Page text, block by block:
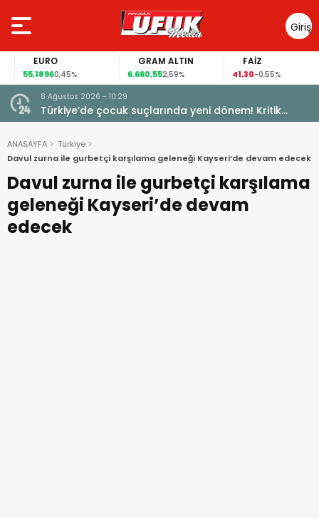
Giriş
Yap
EURO
55,18960,45%
GRAM ALTIN
6.660,552,59%
FAİZ
41,30-0,55%
8 Ağustos 2026 - 10:29
Türkiye’de çocuk suçlarında yeni dönem! Kritik
maddeler kabul edildi
ANASAYFA
Türkiye
Davul zurna ile gurbetçi karşılama geleneği Kayseri’de devam edecek
Davul zurna ile gurbetçi karşılama
geleneği Kayseri’de devam
edecek